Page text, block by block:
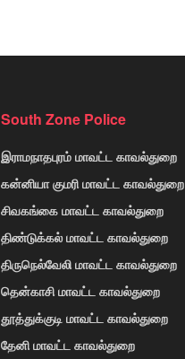
South Zone Police
இராமநாதபுரம் மாவட்ட காவல்துறை
கன்னியா குமரி மாவட்ட காவல்துறை
சிவகங்கை மாவட்ட காவல்துறை
திண்டுக்கல் மாவட்ட காவல்துறை
திருநெல்வேலி மாவட்ட காவல்துறை
தென்காசி மாவட்ட காவல்துறை
தூத்துக்குடி மாவட்ட காவல்துறை
தேனி மாவட்ட காவல்துறை